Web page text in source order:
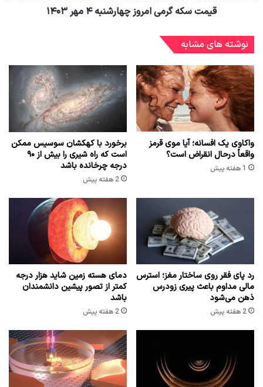
قیمت سکه گرمی امروز چهارشنبه ۴ مهر ۱۴۰۳
نوشته های مشابه
واکاوی یک افسانه؛ آیا موی قرمز
واقعاً درحال انقراض است؟
1 هفته پیش
برخورد با کهکشان سوسیس ممکن
است که راه شیری را بیش از ۹۰
درجه چرخانده باشد
2 هفته پیش
رد پای فقر روی ساختار مغز؛ استرس
مالی مداوم باعث پیری زودرس
ذهن می‌شود
2 هفته پیش
دمای هسته زمین شاید هزار درجه
کمتر از تصور پیشین دانشمندان
باشد
2 هفته پیش